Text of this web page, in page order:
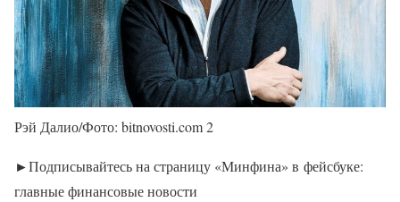
Рэй Далио/Фото: bitnovosti.com 2
►Подписывайтесь на страницу «Минфина» в фейсбуке:
главные финансовые новости